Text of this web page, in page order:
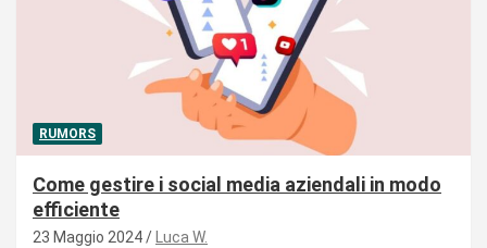
RUMORS
Come gestire i social media aziendali in modo
efficiente
23 Maggio 2024 Luca W.